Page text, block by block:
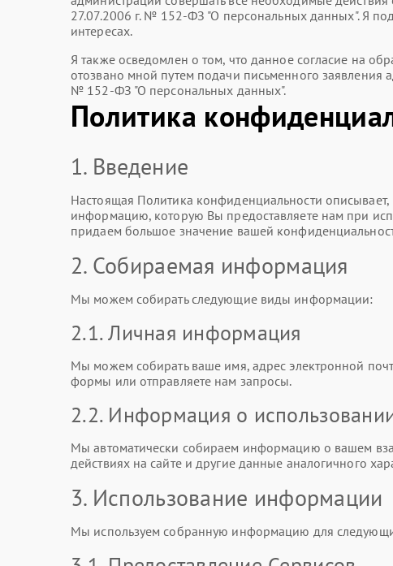
27.07.2006 г. № 152-ФЗ "О персональных данных". Я
интересах.
Я также осведомлен о том, что данное согласие на
отозвано мной путем подачи письменного заявления
№ 152-ФЗ "О персональных данных".
Политика
1. Введение
Настоящая Политика конфиденциальности описывает,
информацию, которую Вы предоставляете нам при
придаем большое значение вашей
2. Собираемая информация
Мы можем собирать следующие виды информации:
2.1. Личная информация
Мы можем собирать ваше имя, адрес электронной
формы или отправляете нам запросы.
2.2. Информация о
Мы автоматически собираем информацию о вашем
действиях на сайте и другие данные аналогичного
3. Использование информации
Мы используем собранную информацию для